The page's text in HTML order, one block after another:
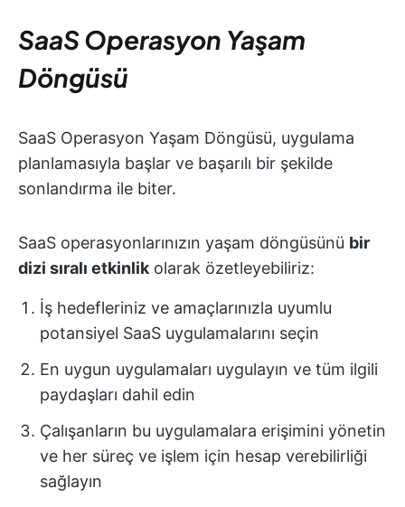
SaaS Operasyon Yaşam
Döngüsü
SaaS Operasyon Yaşam Döngüsü, uygulama
planlamasıyla başlar ve başarılı bir şekilde
sonlandırma ile biter.
SaaS operasyonlarınızın yaşam döngüsünü bir
dizi sıralı etkinlik olarak özetleyebiliriz:
İş hedefleriniz ve amaçlarınızla uyumlu
potansiyel SaaS uygulamalarını seçin
En uygun uygulamaları uygulayın ve tüm ilgili
paydaşları dahil edin
Çalışanların bu uygulamalara erişimini yönetin
ve her süreç ve işlem için hesap verebilirliği
sağlayın